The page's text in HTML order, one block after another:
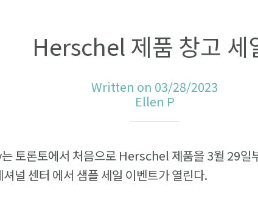
Herschel 제품 창고 세
Written on 03/28/2023
Ellen P
토론토에서 처음으로 Herschel 제품을 3월 29일
널 센터 에서 샘플 세일 이벤트가 열린다.